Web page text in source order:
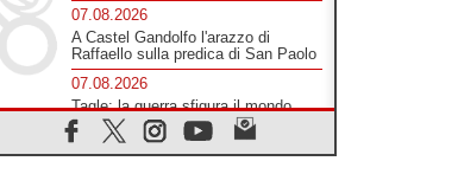
07.08.2026
A Castel Gandolfo l'arazzo di
Raffaello sulla predica di San Paolo
07.08.2026
Tagle: la guerra sfigura il mondo,
solo la rivelazione di Dio lo
trasfigura